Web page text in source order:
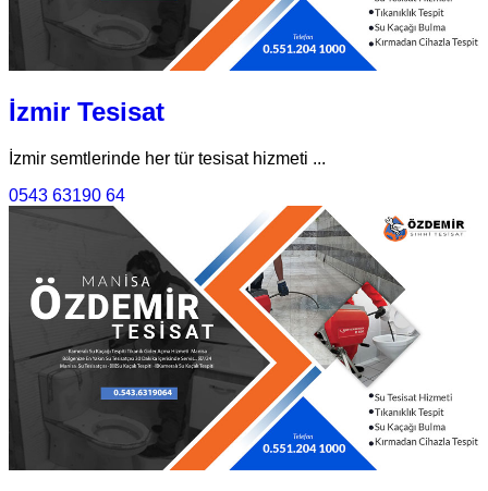
İzmir Tesisat
İzmir semtlerinde her tür tesisat hizmeti ...
0543 63190 64